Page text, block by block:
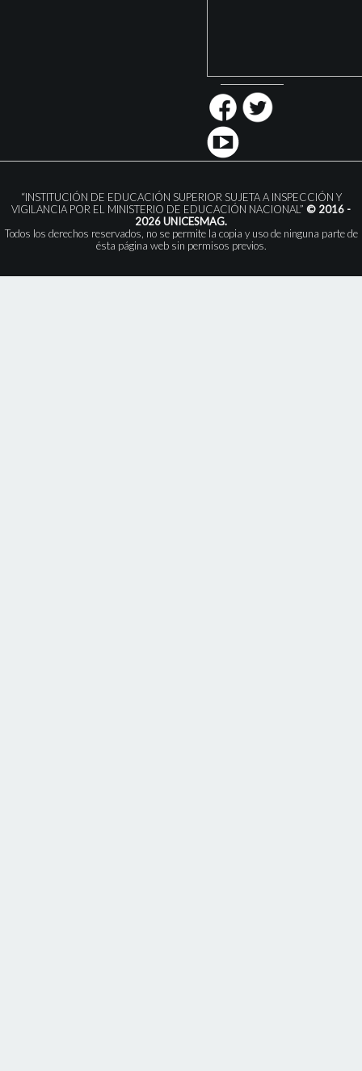
“INSTITUCIÓN DE EDUCACIÓN SUPERIOR SUJETA A INSPECCIÓN Y
VIGILANCIA POR EL MINISTERIO DE EDUCACIÓN NACIONAL” © 2016 -
2026 UNICESMAG.
Todos los derechos reservados, no se permite la copia y uso de ninguna parte de
ésta página web sin permisos previos.